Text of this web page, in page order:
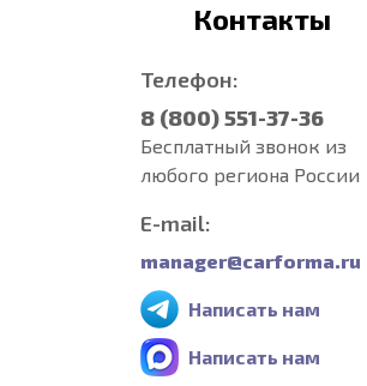
Контакты
Телефон:
8 (800) 551-37-36
Бесплатный звонок из
любого региона России
E-mail:
manager@carforma.ru
Написать нам
Написать нам